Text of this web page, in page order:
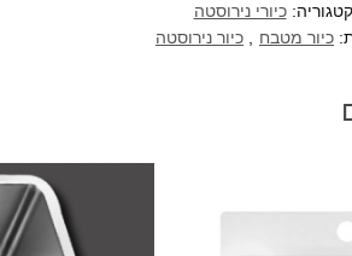
קטגוריה:כיורי נירוסטה
כיור מטבח , כיור נירוסטה